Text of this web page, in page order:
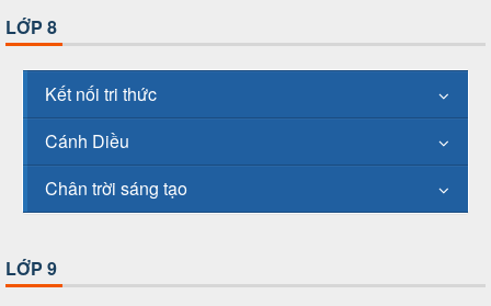
LỚP 8
Kết nối tri thức
Cánh Diều
Chân trời sáng tạo
LỚP 9